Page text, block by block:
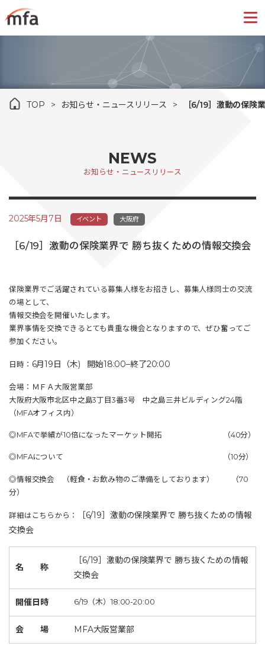
TOP お知らせ・ニュースリリース ［6/19］激動の保険
NEWS
お知らせ・ニュースリリース
2025年5月7日 イベント 大阪府
［6/19］激動の保険業界で 勝ち抜くための情報交換会
保険業界でご活躍されている募集人様をお招きし、募集人様同士の交流
の場として、
情報交換会を開催いたします。
業界事情を交換できるとても貴重な機会となりますので、ぜひ奮ってご
参加ください。
日時： 6月19日（木) 開始18:00–終了20:00
会場：ＭＦＡ大阪営業部
大阪府大阪市北区中之島3丁目3番3号 中之島三井ビルディング24階
（MFAオフィス内）
◎MFAで挙績が10倍になったマーケット開拓 （40分）​
◎MFAについて （10分）
◎情報交換会 （軽食・お飲み物のご準備をしております） （70
分）
詳細はこちらから：
［6/19］激動の保険業界で 勝ち抜くための情報
交換会
名 称
［6/19］激動の保険業界で 勝ち抜くための情報
交換会
開催日時 6/19（木）18:00-20:00
会 場 MFA大阪営業部